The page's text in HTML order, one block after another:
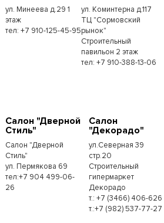
ул. Минеева д.29 1
этаж
тел: +7 910-125-45-95
ул. Коминтерна д.117
ТЦ "Сормовский
рынок"
Строительный
павильон 2 этаж
тел: +7 910-388-13-06
Салон "Дверной
Стиль"
Салон "Дверной
Стиль"
ул. Пермякова 69
тел:+7 904 499-06-
26
Салон
"Декорадо"
ул.Северная 39
стр.20
Строительный
гипермаркет
Декорадо
т.: +7 (3466) 406-626
т.:+7 (982) 537-77-27